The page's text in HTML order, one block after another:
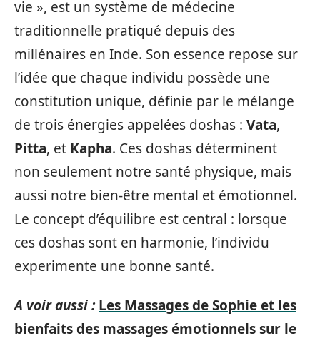
vie », est un système de médecine
traditionnelle pratiqué depuis des
millénaires en Inde. Son essence repose sur
l’idée que chaque individu possède une
constitution unique, définie par le mélange
de trois énergies appelées doshas : Vata,
Pitta, et Kapha. Ces doshas déterminent
non seulement notre santé physique, mais
aussi notre bien-être mental et émotionnel.
Le concept d’équilibre est central : lorsque
ces doshas sont en harmonie, l’individu
experimente une bonne santé.
A voir aussi : Les Massages de Sophie et les
bienfaits des massages émotionnels sur le